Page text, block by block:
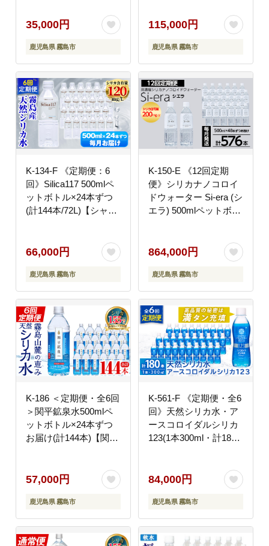
ラルウォーター
35,000円
鹿児島県 霧島市
カ シリカ水 ミネラル成
分 飲料水 ペットボトル
115,000円
鹿児島県 霧島市
K-134-F 《定期便：6
回》Silica117 500mlペ
ットボトル×24本ずつ
(計144本/72L)【シャデ
ター ミネラルウォータ
ー ミネラル成分 飲料水
天然水 軟水 温泉水 ペ
ットボトル 定期便
66,000円
鹿児島県 霧島市
K-150-E 《12回定期
便》シリカナノコロイ
ドウォーター Si-era (シ
エラ) 500mlペットボト
ス宇部】霧島市 シリカ
シリカ水 シリカウォー
ター 美と健康 美容
864,000円
鹿児島県 霧島市
K-186 ＜定期便・全6回
＞関平鉱泉水500mlペ
ットボトル×24本ずつ
お届け(計144本)【関平
シリカ シリカ水 ミネラ
ル成分 飲料水 500 定期
便
57,000円
鹿児島県 霧島市
K-561-F 《定期便・全6
回》天然シリカ水・ア
ースコロイダルシリカ
123(1本300ml・計180
コロイド シリカ シリカ
水 中硬水 飲料水 天然
水
84,000円
鹿児島県 霧島市